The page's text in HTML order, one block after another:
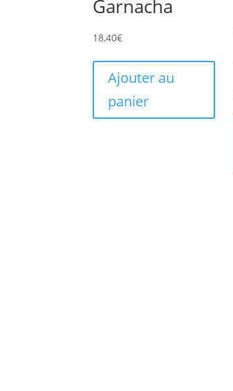
Garnacha
18,40€
Ajouter au
panier